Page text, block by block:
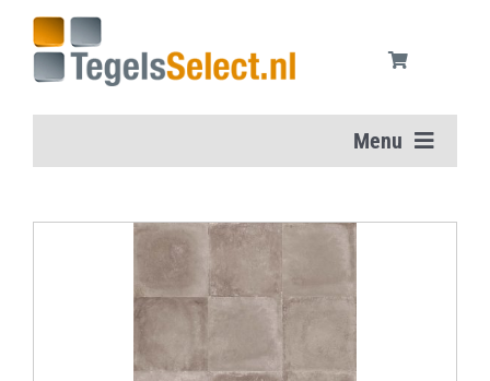
inhoud
Menu
Wandtegels